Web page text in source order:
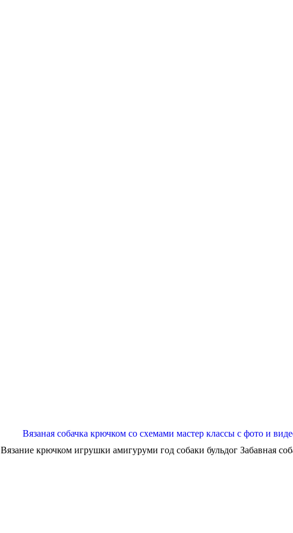
Вязаная собачка крючком со схемами мастер классы с фото и
Вязание крючком игрушки амигуруми год собаки бульдог Забавная